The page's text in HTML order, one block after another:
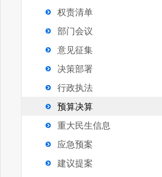
权责清单
部门会议
意见征集
决策部署
行政执法
预算决算
重大民生信息
应急预案
建议提案